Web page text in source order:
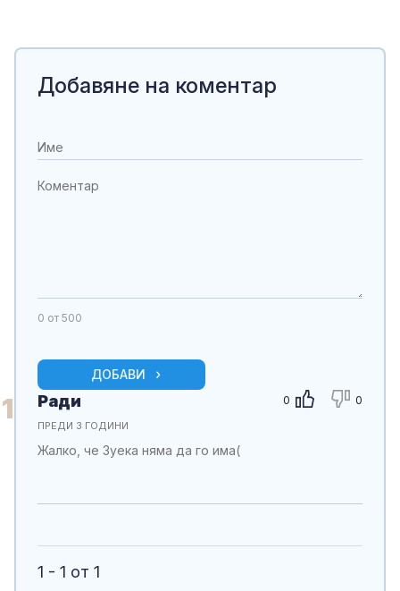
Добавяне на коментар
0 от 500
ДОБАВИ
1 0 0
Ради
ПРЕДИ 3 ГОДИНИ
Жалко, че Зуека няма да го има(
1 - 1 от 1